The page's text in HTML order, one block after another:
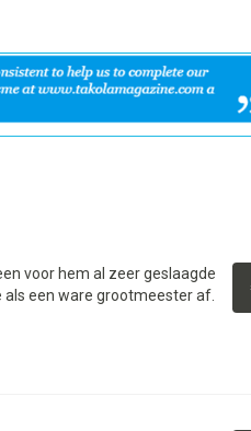
voor hem al zeer geslaagde
een ware grootmeester af.